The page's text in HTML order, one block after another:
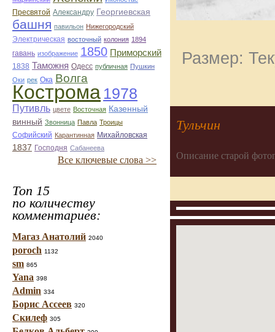
Пресвятой Александру Георгиевская
башня павильон Нижегородский
Электрическая восточный колония 1894
гавань изображение 1850 Приморский
1838 Таможня Одесс публичная Пушкин
Оки рек Ока Волга
Кострома 1978
Путивль цвете Восточная Казенный
винный Звонница Павла Троицы
Софийский Карантинная Михайловская
1837 Господня Сабанеева
Все ключевые слова >>
Топ 15
по количеству
комментариев:
Магаз Анатолий 2040
poroch 1132
sm 865
Yana 398
Admin 334
Борис Ассеев 320
Скилеф 305
Размер:
Тульчин
Описание старой